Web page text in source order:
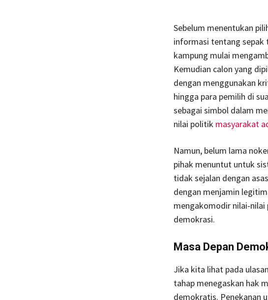
Sebelum menentukan
informasi tentang sepak
kampung mulai
Kemudian calon yang
dengan menggunakan
hingga para pemilih di
sebagai simbol dalam
nilai politik masyarakat
Namun, belum lama
pihak menuntut untuk
tidak sejalan dengan
dengan menjamin
mengakomodir nilai-nilai
demokrasi.
Masa Depan
Jika kita lihat pada
tahap menegaskan hak
demokratis. Penekanan